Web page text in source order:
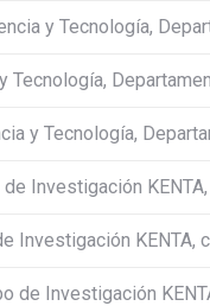
y Tecnología,
y Tecnología,
Investigación
Investigación KENTA,
de Investigación